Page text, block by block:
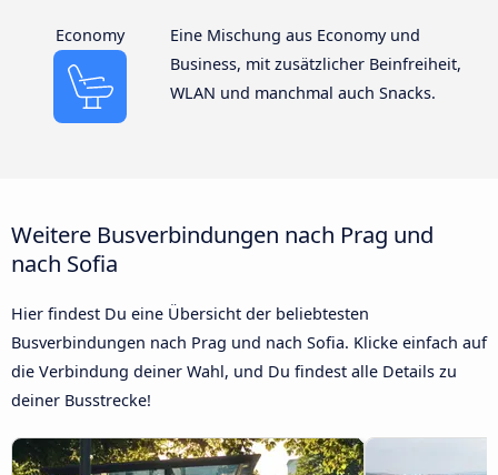
Economy
Eine Mischung aus Economy und
Business, mit zusätzlicher Beinfreiheit,
WLAN und manchmal auch Snacks.
Weitere Busverbindungen nach Prag und
nach Sofia
Hier findest Du eine Übersicht der beliebtesten
Busverbindungen nach Prag und nach Sofia. Klicke einfach auf
die Verbindung deiner Wahl, und Du findest alle Details zu
deiner Busstrecke!